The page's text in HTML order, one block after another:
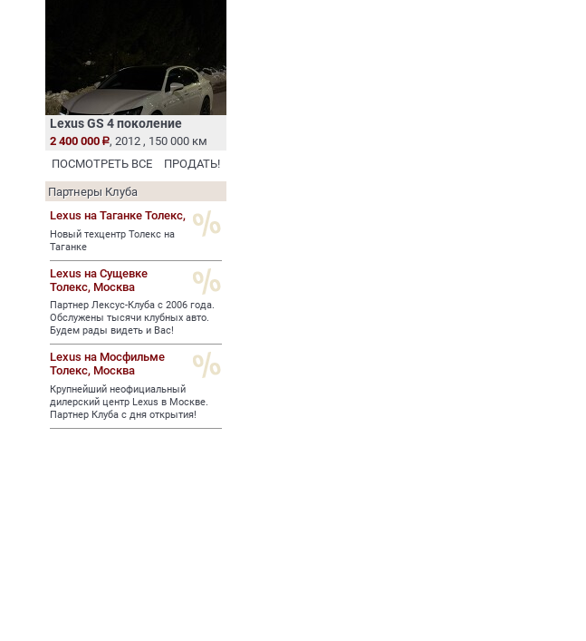
Lexus GS 4 поколение
2 400 000
, 2012 , 150 000 км
ПОСМОТРЕТЬ ВСЕ
ПРОДАТЬ!
Партнеры Клуба
Lexus на Таганке Толекс,
Новый техцентр Толекс на
Таганке
Lexus на Сущевке
Толекс, Москва
Партнер Лексус-Клуба с 2006 года.
Обслужены тысячи клубных авто.
Будем рады видеть и Вас!
Lexus на Мосфильме
Толекс, Москва
Крупнейший неофициальный
дилерский центр Lexus в Москве.
Партнер Клуба с дня открытия!